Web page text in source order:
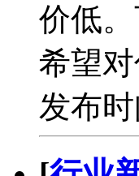
价低
希望
发布